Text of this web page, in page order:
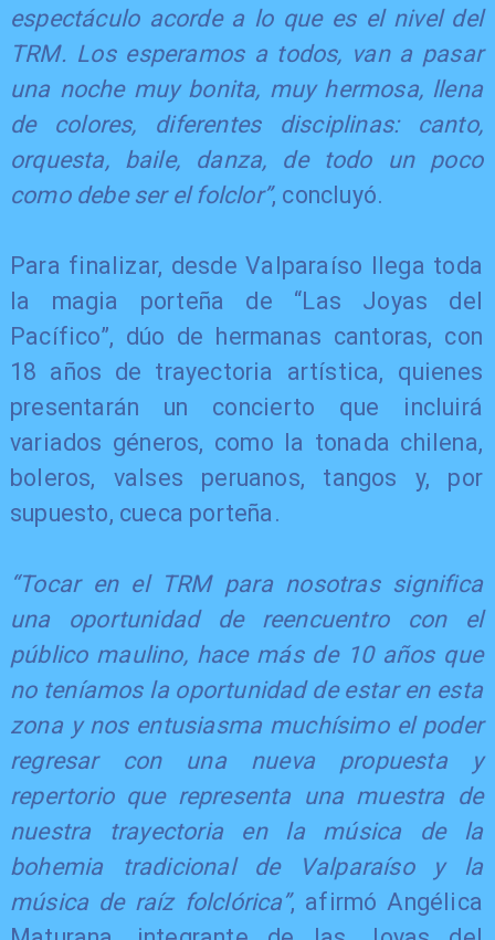
espectáculo acorde a lo que es el nivel del
TRM. Los esperamos a todos, van a pasar
una noche muy bonita, muy hermosa, llena
de colores, diferentes disciplinas: canto,
orquesta, baile, danza, de todo un poco
como debe ser el folclor”, concluyó.
Para finalizar, desde Valparaíso llega toda
la magia porteña de “Las Joyas del
Pacífico”, dúo de hermanas cantoras, con
18 años de trayectoria artística, quienes
presentarán un concierto que incluirá
variados géneros, como la tonada chilena,
boleros, valses peruanos, tangos y, por
supuesto, cueca porteña.
“Tocar en el TRM para nosotras significa
una oportunidad de reencuentro con el
público maulino, hace más de 10 años que
no teníamos la oportunidad de estar en esta
zona y nos entusiasma muchísimo el poder
regresar con una nueva propuesta y
repertorio que representa una muestra de
nuestra trayectoria en la música de la
bohemia tradicional de Valparaíso y la
música de raíz folclórica”, afirmó Angélica